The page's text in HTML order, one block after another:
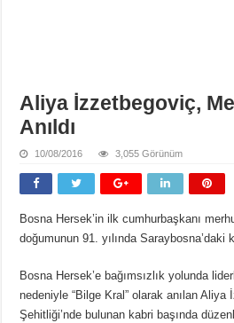
Aliya İzzetbegoviç,
Anıldı
10/08/2016 3,055 Görünüm
Bosna Hersek’in ilk cumhurbaşkanı
doğumunun 91. yılında Saraybosna’daki
Bosna Hersek’e bağımsızlık yolunda
nedeniyle “Bilge Kral” olarak anılan Aliya
Şehitliği’nde bulunan kabri başında